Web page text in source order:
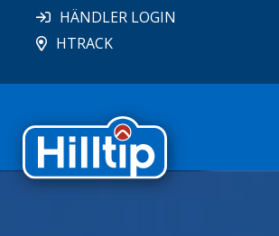
HÄNDLER LOGIN
HTRACK